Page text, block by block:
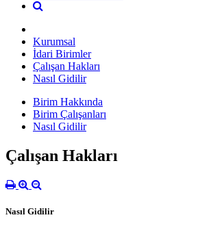
Kurumsal
İdari Birimler
Çalışan Hakları
Nasıl Gidilir
Birim Hakkında
Birim Çalışanları
Nasıl Gidilir
Çalışan Hakları
Nasıl Gidilir